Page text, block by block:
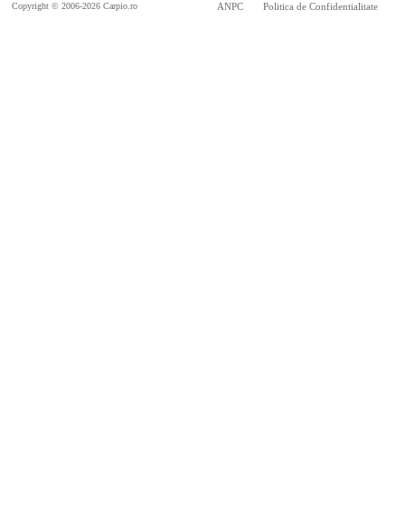
Copyright © 2006-2026 Carpio.ro ANPC Politica de Confidentialitate